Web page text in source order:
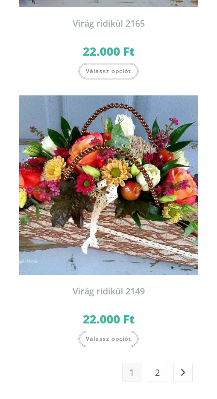
Virág ridikül 2165
22.000 Ft
Válassz opciót
Virág ridikül 2149
22.000 Ft
Válassz opciót
1 2